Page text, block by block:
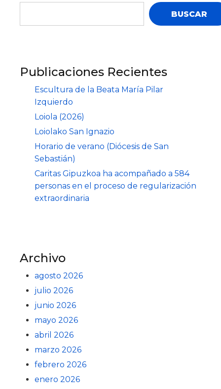
BUSCAR
Publicaciones Recientes
Escultura de la Beata María Pilar
Izquierdo
Loiola (2026)
Loiolako San Ignazio
Horario de verano (Diócesis de San
Sebastián)
Caritas Gipuzkoa ha acompañado a 584
personas en el proceso de regularización
extraordinaria
Archivo
agosto 2026
julio 2026
junio 2026
mayo 2026
abril 2026
marzo 2026
febrero 2026
enero 2026